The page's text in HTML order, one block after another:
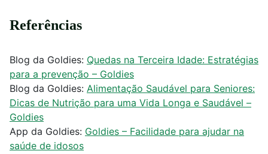
Referências
Blog da Goldies: Quedas na Terceira Idade: Estratégias
para a prevenção – Goldies
Blog da Goldies: Alimentação Saudável para Seniores:
Dicas de Nutrição para uma Vida Longa e Saudável –
Goldies
App da Goldies: Goldies – Facilidade para ajudar na
saúde de idosos